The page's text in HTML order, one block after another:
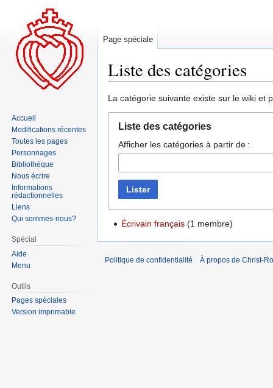
Liste des catégories
Aller
à
Aller
à
La catégorie suivante existe sur le wiki et
Liste des catégories
Afficher les catégories à partir de :
Lister
Écrivain français ‏‎ (1 membre)
Page spéciale
Accueil
Modifications récentes
Toutes les pages
Personnages
Bibliothèque
Nous écrire
Informations
rédactionnelles
Liens
Qui sommes-nous?
Spécial
Aide
Menu
Outils
Pages spéciales
Version imprimable
Politique de confidentialité À propos de Christ-